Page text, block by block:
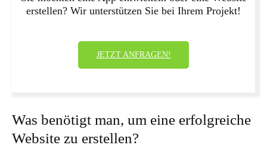
erstellen? Wir unterstützen Sie bei Ihrem Projekt!
JETZT ANFRAGEN!
Was benötigt man, um eine erfolgreiche
Website zu erstellen?